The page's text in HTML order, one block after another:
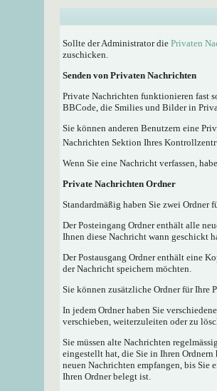
Sollte der Administrator die Privaten
zuschicken.
Senden von Privaten Nachrichten
Private Nachrichten funktionieren fast
BBCode, die Smilies und Bilder in
Sie können anderen Benutzern eine
Nachrichten Sektion Ihres
Wenn Sie eine Nachricht verfassen,
Private Nachrichten Ordner
Standardmäßig haben Sie zwei Ordner
Der Posteingang Ordner enthält alle
Ihnen diese Nachricht wann geschickt
Der Postausgang Ordner enthält eine
der Nachricht speichern möchten.
Sie können zusätzliche Ordner für Ihre
In jedem Ordner haben Sie
verschieben, weiterzuleiten oder zu
Sie müssen alte Nachrichten
eingestellt hat, die Sie in Ihren
neuen Nachrichten empfangen, bis
Ihren Ordner belegt ist.